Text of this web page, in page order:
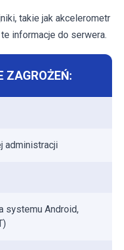
takie jak akcelerometr
informacje do serwera.
ZAGROŻEŃ:
administracji
systemu Android,